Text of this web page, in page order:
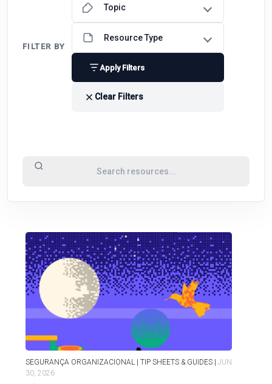
FILTER BY
Apply Filters
Clear Filters
SEGURANÇA ORGANIZACIONAL | TIP SHEETS & GUIDES
JUN
30, 2026